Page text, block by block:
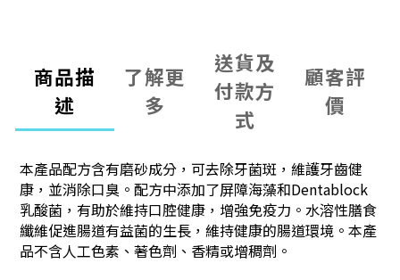
商品描
述
了解更
多
送貨及
付款方
式
顧客評
價
本產品配方含有磨砂成分，可去除牙菌斑，維護牙齒健
康，並消除口臭。配方中添加了屏障海藻和Dentablock
乳酸菌，有助於維持口腔健康，增強免疫力。水溶性膳食
纖維促進腸道有益菌的生長，維持健康的腸道環境。本產
品不含人工色素、著色劑、香精或增稠劑。